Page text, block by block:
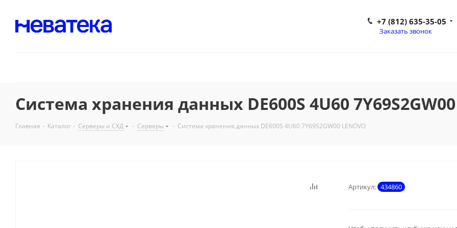
+7 (812) 635-35-05
Заказать звонок
Система хранения данных DE600S 4U60 7Y69S2GW00
Главная - Каталог - Серверы и СХД - Серверы - Система хранения данных DE600S 4U60 7Y69S2GW00 LENOVO
Артикул: 434860